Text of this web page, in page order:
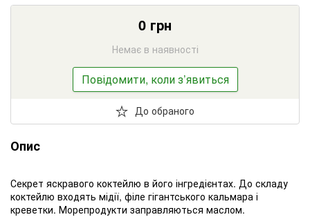
0 грн
Немає в наявності
Повідомити, коли з’явиться
До обраного
Опис
Секрет яскравого коктейлю в його інгредієнтах. До складу
коктейлю входять мідії, філе гігантського кальмара і
креветки. Морепродукти заправляються маслом.